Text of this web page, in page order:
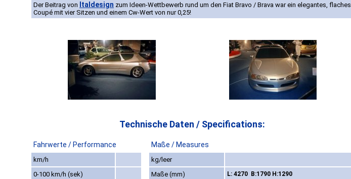
Der Beitrag von Italdesign zum Ideen-Wettbewerb rund um den Fiat Bravo / Brava war ein elegantes, flaches
Coupé mit vier Sitzen und einem Cw-Wert von nur 0,25!
Technische Daten / Specifications:
Fahrwerte / Performance Maße / Measures
km/h
kg/leer
0-100 km/h (sek)
Maße (mm) L: 4270 B:1790 H:1290